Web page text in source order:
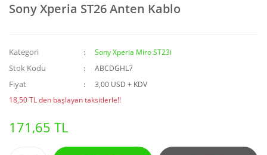
Sony Xperia ST26 Anten Kablo
Kategori Sony Xperia Miro ST23i
Stok Kodu ABCDGHL7
Fiyat
3,00 USD + KDV
18,50 TL den başlayan taksitlerle!!
171,65 TL